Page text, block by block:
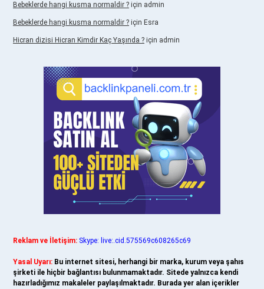
Bebeklerde hangi kusma normaldir ? için admin
Bebeklerde hangi kusma normaldir ? için Esra
Hicran dizisi Hicran Kimdir Kaç Yaşında ? için admin
Reklam ve İletişim: Skype: live:.cid.575569c608265c69
Yasal Uyarı: Bu internet sitesi, herhangi bir marka, kurum veya şahıs
şirketi ile hiçbir bağlantısı bulunmamaktadır. Sitede yalnızca kendi
hazırladığımız makaleler paylaşılmaktadır. Burada yer alan içerikler